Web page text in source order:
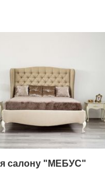
салону "МЕБУС"